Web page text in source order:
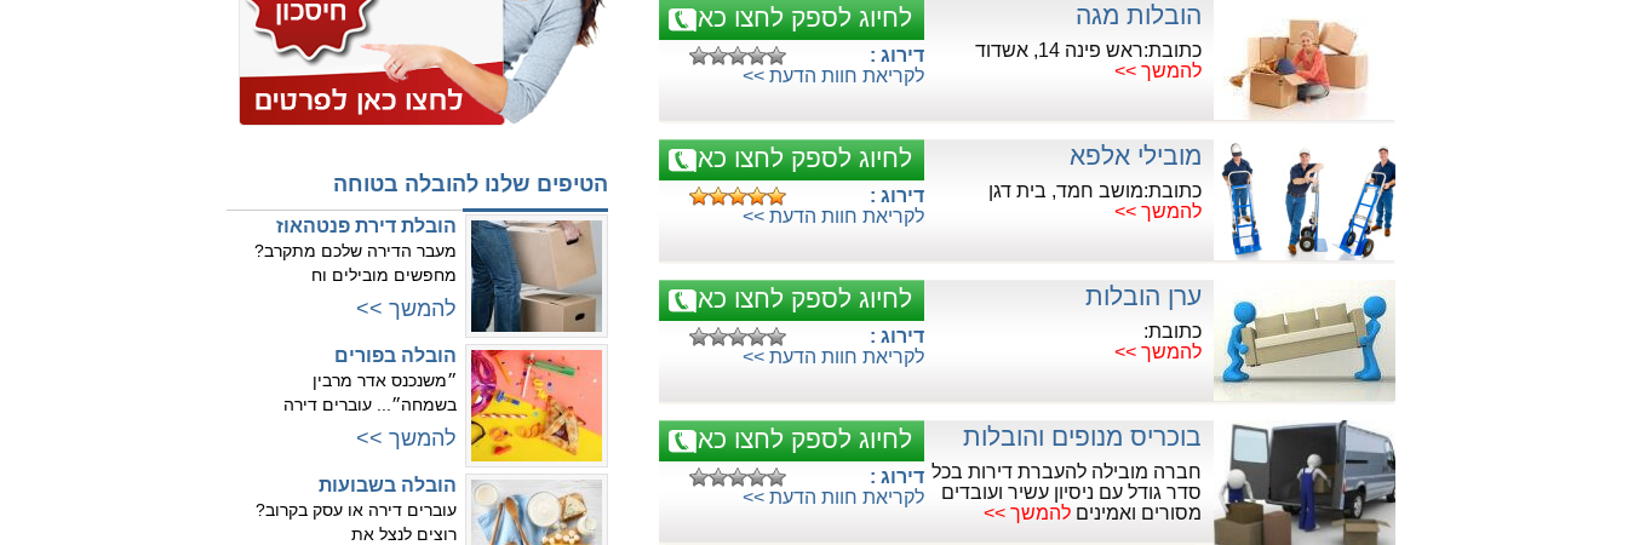
הובלות מגה לחיוג לספק לחצו כאן
כתובת:ראש פינה 14, אשדוד
להמשך >>
דירוג :
לקריאת חוות הדעת >>
מובילי אלפא לחיוג לספק לחצו כאן
כתובת:מושב חמד, בית דגן
להמשך >>
דירוג :
לקריאת חוות הדעת >>
ערן הובלות לחיוג לספק לחצו כאן
כתובת:
להמשך >>
דירוג :
לקריאת חוות הדעת >>
בוכריס מנופים והובלות לחיוג לספק לחצו כאן
חברה מובילה להעברת דירות בכל
סדר גודל עם ניסיון עשיר ועובדים
מסורים ואמינים להמשך >>
דירוג :
לקריאת חוות הדעת >>
הטיפים שלנו להובלה בטוחה
הובלת דירת פנטהאוז
מעבר הדירה שלכם מתקרב?
מחפשים מובילים וח
להמשך >>
הובלה בפורים
״משנכנס אדר מרבין
בשמחה״... עוברים דירה
להמשך >>
הובלה בשבועות
עוברים דירה או עסק בקרוב?
רוצים לנצל את